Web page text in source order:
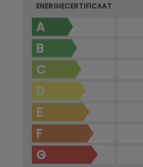
ENERGIECERTIFICAAT
A
B
C
D
E
F
G